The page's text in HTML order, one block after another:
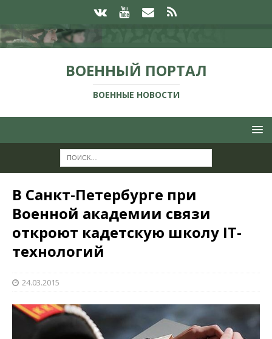
ВОЕННЫЙ ПОРТАЛ
ВОЕННЫЕ НОВОСТИ
В Санкт-Петербурге при
Военной академии связи
откроют кадетскую школу IT-
технологий
24.03.2015